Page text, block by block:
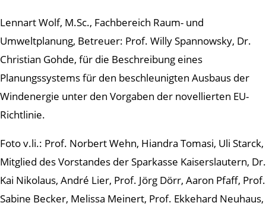
Lennart Wolf, M.Sc., Fachbereich Raum- und
Umweltplanung, Betreuer: Prof. Willy Spannowsky, Dr.
Christian Gohde, für die Beschreibung eines
Planungssystems für den beschleunigten Ausbaus der
Windenergie unter den Vorgaben der novellierten EU-
Richtlinie.
Foto v.li.: Prof. Norbert Wehn, Hiandra Tomasi, Uli Starck,
Mitglied des Vorstandes der Sparkasse Kaiserslautern, Dr.
Kai Nikolaus, André Lier, Prof. Jörg Dörr, Aaron Pfaff, Prof.
Sabine Becker, Melissa Meinert, Prof. Ekkehard Neuhaus,